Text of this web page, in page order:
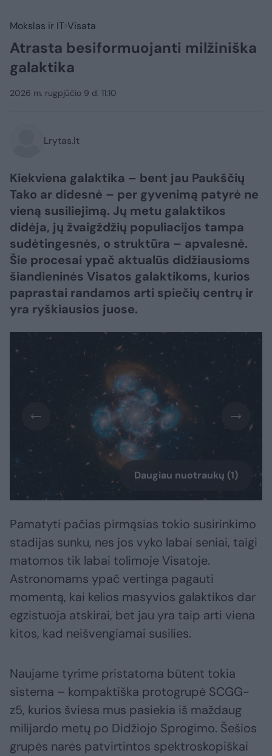
Mokslas ir IT Visata
Atrasta besiformuojanti milžiniška
galaktika
2026 m. rugpjūčio 9 d. 11:10
Lrytas.lt
Kiekviena galaktika – bent jau Paukščių
Tako ar didesnė – per gyvenimą patyrė ne
vieną susiliejimą. Jų metu galaktikos
didėja, jų žvaigždžių populiacijos tampa
sudėtingesnės, o struktūra – apvalesnė.
Šie procesai ypač aktualūs didžiausioms
šiandieninės Visatos galaktikoms, kurios
paprastai randamos arti spiečių centrų ir
yra ryškiausios juose.
Daugiau nuotraukų (1)
Pamatyti pačias pirmąsias tokio susirinkimo
stadijas sunku, nes jos vyko labai seniai, taigi
matomos tik labai tolimoje Visatoje.
Astronomams ypač vertinga pagauti
momentą, kai kelios masyvios galaktikos dar
egzistuoja atskirai, bet jau yra taip arti viena
kitos, kad neišvengiamai susilies.
Naujame tyrime pristatoma būtent tokia
sistema – kompaktiška protogrupė SCGG-
z5, kurios šviesa mus pasiekia iš maždaug
milijardo metų po Didžiojo Sprogimo. Šešios
grupės narės patvirtintos spektroskopiškai